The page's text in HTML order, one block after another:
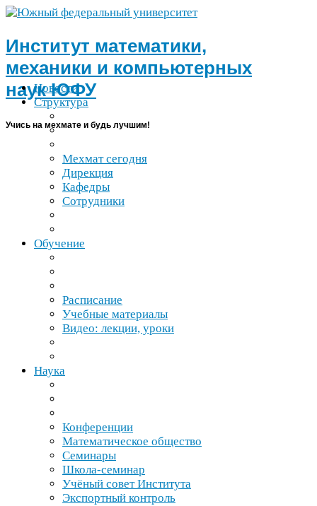
Институт математики,
механики и компьютерных
наукЮФУ
Учись на мехмате и будь лучшим!
Новости
Структура
Мехмат сегодня
Дирекция
Кафедры
Сотрудники
Обучение
Расписание
Учебные материалы
Видео: лекции, уроки
Наука
Конференции
Математическое общество
Семинары
Школа-​семинар
Учёный совет Института
Экспортный контроль